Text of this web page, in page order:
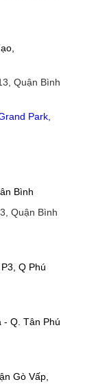
Quận Bình
Park,
Bình
Quận Bình
Q Phú
- Q. Tân Phú
Gò Vấp,